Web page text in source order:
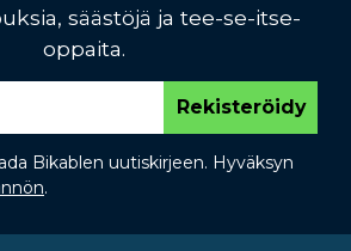
säästöjä ja tee-se-itse-
oppaita.
Rekisteröidy
Bikablen uutiskirjeen. Hyväksyn
.